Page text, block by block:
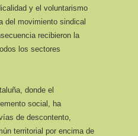
y el voluntarismo
del movimiento sindical
recibieron la
los sectores
donde el
social, ha
de descontento,
territorial por encima de